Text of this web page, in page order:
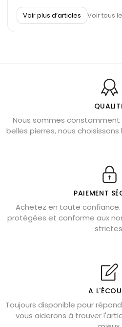
À quel poignet porter un
Découvrez le scorpion et ses
Bienfaits de la sélénite – pierre
L’améthyste est-elle faite pour
Chrysocolle : pierre apaisante
Obsidienne dorée : vertus et
Véritable citrine naturelle non
Où placer la citrine dans la
Cornaline : propriétés
Capricorne : quelles pierres
Shungite : purification et
Bagues en labradorite argent
Lapis lazuli : propriétés et
Voir plus d’articles Voir tous
Nous sommes constamment
belles pierres, nous
PAIEMENT
Achetez en toute
protégées et conforme aux
A
Toujours disponible pour
vous aiderons à trouver